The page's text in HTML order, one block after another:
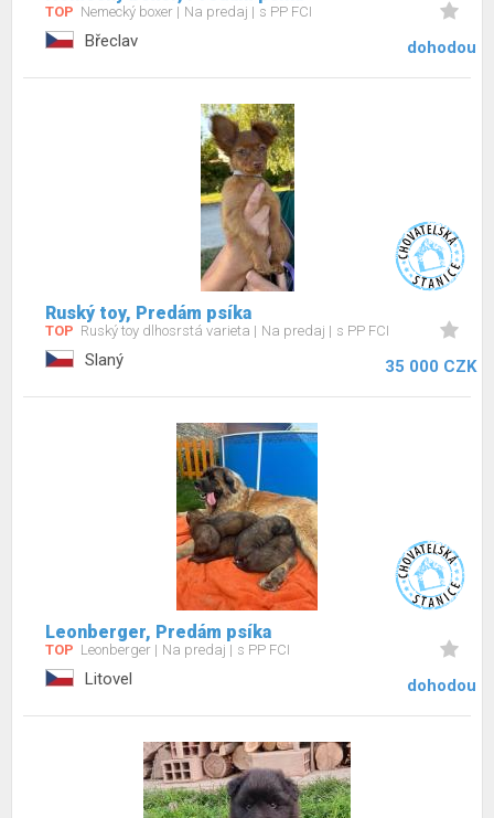
TOP Nemecký boxer Na predaj s PP FCI
Břeclav dohodou
Ruský toy, Predám psíka
TOP Ruský toy dlhosrstá varieta Na predaj s PP FCI
Slaný 35 000 CZK
Leonberger, Predám psíka
TOP Leonberger Na predaj s PP FCI
Litovel dohodou